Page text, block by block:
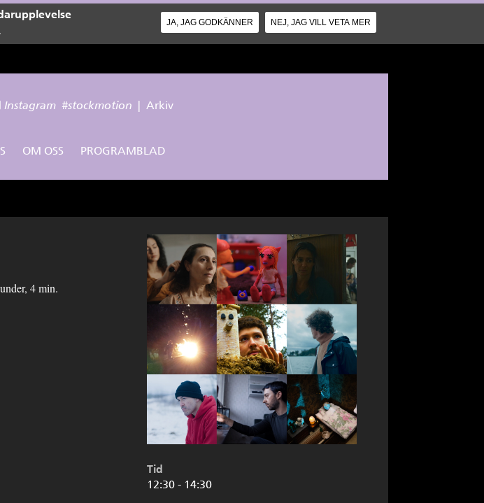
JA, JAG GODKÄNNER NEJ, JAG VILL VETA MER
Instagram #stockmotion |Arkiv
OM OSS PROGRAMBLAD
Tid
12:30 - 14:30
4 min.